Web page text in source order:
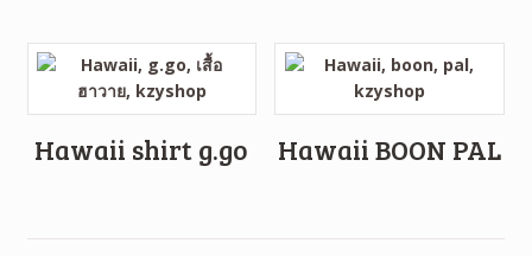
Hawaii shirt g.go Hawaii BOON PAL